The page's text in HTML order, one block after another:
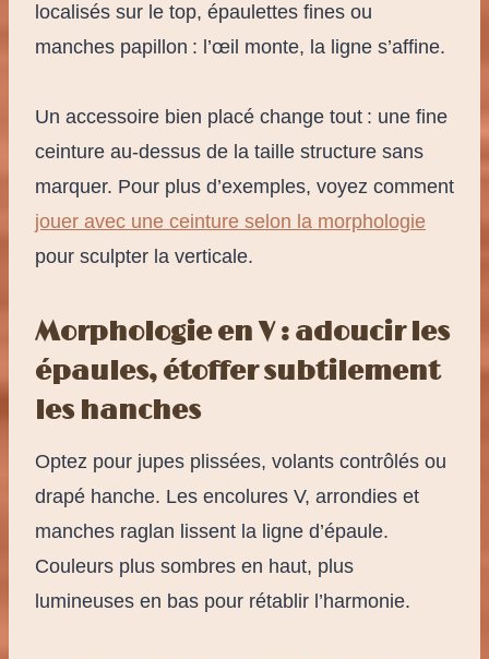
localisés sur le top, épaulettes fines ou
manches papillon : l’œil monte, la ligne s’affine.
Un accessoire bien placé change tout : une fine
ceinture au-dessus de la taille structure sans
marquer. Pour plus d’exemples, voyez comment
jouer avec une ceinture selon la morphologie
pour sculpter la verticale.
Morphologie en V : adoucir les
épaules, étoffer subtilement
les hanches
Optez pour jupes plissées, volants contrôlés ou
drapé hanche. Les encolures V, arrondies et
manches raglan lissent la ligne d’épaule.
Couleurs plus sombres en haut, plus
lumineuses en bas pour rétablir l’harmonie.